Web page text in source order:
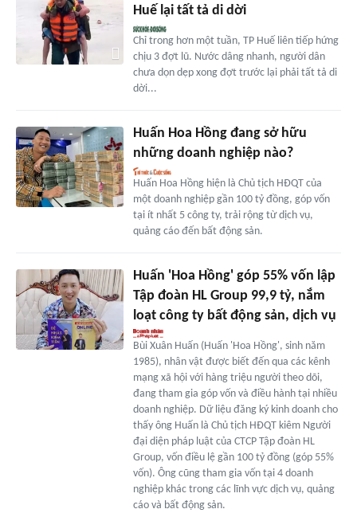
Huế lại tất tả di dời
Chỉ trong hơn một tuần, TP Huế liên tiếp hứng
chịu 3 đợt lũ. Nước dâng nhanh, người dân
chưa dọn dẹp xong đợt trước lại phải tất tả di
dời...
Huấn Hoa Hồng đang sở hữu
những doanh nghiệp nào?
Huấn Hoa Hồng hiện là Chủ tịch HĐQT của
một doanh nghiệp gần 100 tỷ đồng, góp vốn
tại ít nhất 5 công ty, trải rộng từ dịch vụ,
quảng cáo đến bất động sản.
Huấn 'Hoa Hồng' góp 55% vốn lập
Tập đoàn HL Group 99,9 tỷ, nắm
loạt công ty bất động sản, dịch vụ
Bùi Xuân Huấn (Huấn 'Hoa Hồng', sinh năm
1985), nhân vật được biết đến qua các kênh
mạng xã hội với hàng triệu người theo dõi,
đang tham gia góp vốn và điều hành tại nhiều
doanh nghiệp. Dữ liệu đăng ký kinh doanh cho
thấy ông Huấn là Chủ tịch HĐQT kiêm Người
đại diện pháp luật của CTCP Tập đoàn HL
Group, vốn điều lệ gần 100 tỷ đồng (góp 55%
vốn). Ông cũng tham gia vốn tại 4 doanh
nghiệp khác trong các lĩnh vực dịch vụ, quảng
cáo và bất động sản.